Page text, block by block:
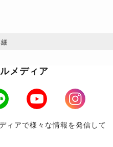
メディア
Youtube
Instagram
ィアで様々な情報を発信して